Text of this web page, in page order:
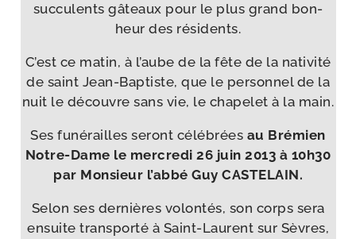
suc­cu­lents gâteaux pour le plus grand bon­
heur des résidents.
C’est ce matin, à l’aube de la fête de la nati­vi­té
de saint Jean-​Baptiste, que le per­son­nel de la
nuit le découvre sans vie, le cha­pe­let à la main.
Ses funé­railles seront célé­brées au Brémien
Notre-​Dame le mer­cre­di 26 juin 2013 à 10h30
par Monsieur l’abbé Guy CASTELAIN.
Selon ses der­nières volon­tés, son corps sera
ensuite trans­por­té à Saint-​Laurent sur Sèvres,